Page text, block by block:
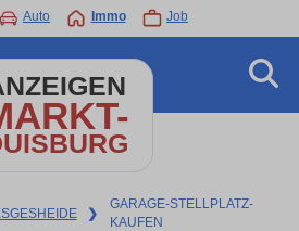
Auto Immo Job
❯
GARAGE-STELLPLATZ-
KAUFEN